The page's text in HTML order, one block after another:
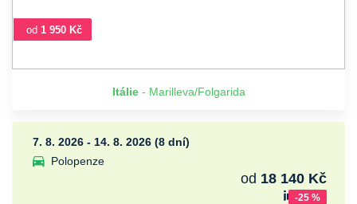
od 1 950 Kč
Itálie- Marilleva/Folgarida
7. 8. 2026 - 14. 8. 2026 (8 dní)
-25 %
Polopenze
od 18 140 Kč